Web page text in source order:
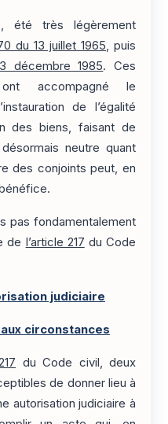
été très légèrement
du 13 juillet 1965, puis
décembre 1985. Ces
accompagné le
de l’égalité
des biens, faisant de
neutre quant
des conjoints peut, en
pas fondamentalement
de
l’article 217 du Code
judiciaire
circonstances
du Code civil, deux
de donner lieu à
autorisation judiciaire à